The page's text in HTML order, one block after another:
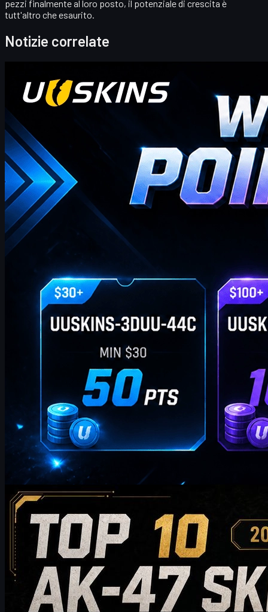
pezzi finalmente al loro posto, il potenziale di crescita è
tutt'altro che esaurito.
Notizie correlate
Ciao trader di CS2! Benvenuti nel nostro blog bonus
settimanale!
dove troverai i codici Punti Regalo UUSKINS più recenti e
completi di questa settimana. Aggiorniamo questa pagina ogni
settimana per offrirti Punti Regalo extra. Finché il tuo ordine
raggiunge l'importo corrispondente, puoi utilizzare i codici qui
sotto per riscattare punti e scambiarli con i tuoi skin CS2
preferiti nel negozio!
aprile 20, 2026
William Miller
Counter-Strike 2maggio 20, 2026
Le 10 migliori skin AK-47 da acquistare nel 2026:
dalle scelte economiche alle raccomandazioni per
collezionisti
Scopri le 10 migliori skin AK-47 da acquistare nel 2026, dalle
opzioni convenienti alle scelte di alta gamma per collezionisti.
Questa guida confronta stile, fascia di prezzo, usura, valore di
mercato e consigli per l'acquisto, per aiutare i giocatori di CS2 a
scegliere la migliore skin AK-47 per il proprio inventario.